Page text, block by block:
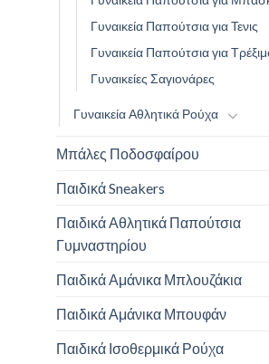
Γυναικεία Παπούτσια για Τενις
Γυναικεία Παπούτσια για
Γυναικείες Σαγιονάρες
Γυναικεία Αθλητικά Ρούχα
Μπάλες Ποδοσφαίρου
Παιδικά Sneakers
Παιδικά Αθλητικά Παπούτσια
Γυμναστηρίου
Παιδικά Αμάνικα Μπλουζάκια
Παιδικά Αμάνικα Μπουφάν
Παιδικά Ισοθερμικά Ρούχα